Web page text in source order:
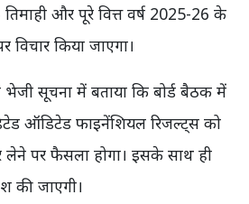
और पूरे वित्त वर्ष 2025-26 के
विचार किया जाएगा।
सूचना में बताया कि बोर्ड बैठक में
ऑडिटेड फाइनेंशियल रिजल्ट्स को
लेने पर फैसला होगा। इसके साथ ही
की जाएगी।